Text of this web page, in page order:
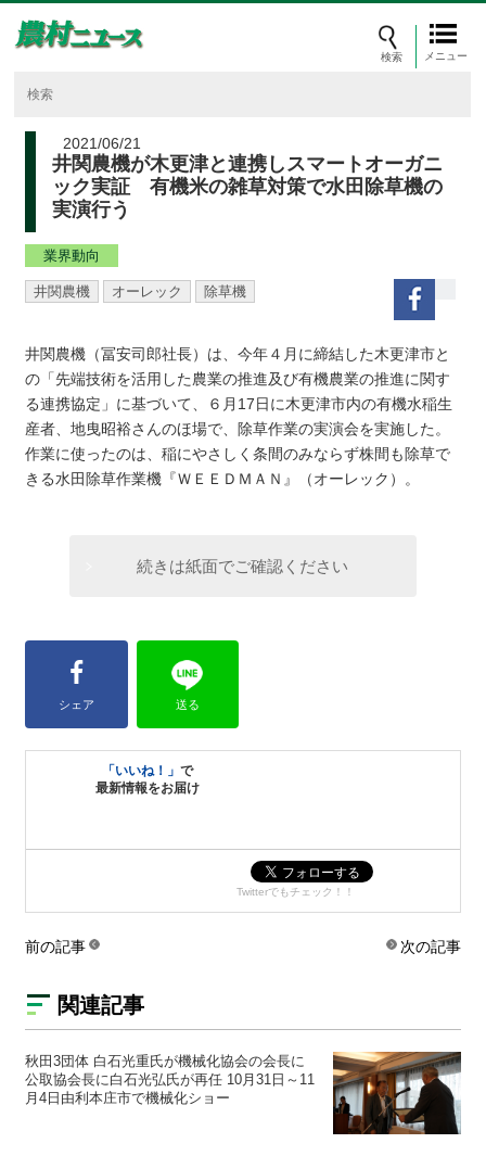
メニュー
2021/06/21
井関農機が木更津と連携しスマートオーガニ
ック実証 有機米の雑草対策で水田除草機の
実演行う
業界動向
井関農機 オーレック 除草機
井関農機（冨安司郎社長）は、今年４月に締結した木更津市と
の「先端技術を活用した農業の推進及び有機農業の推進に関す
る連携協定」に基づいて、６月17日に木更津市内の有機水稲生
産者、地曳昭裕さんのほ場で、除草作業の実演会を実施した。
作業に使ったのは、稲にやさしく条間のみならず株間も除草で
きる水田除草作業機『ＷＥＥＤＭＡＮ』（オーレック）。
続きは紙面でご確認ください
シェア 送る
「いいね！」で
最新情報をお届け
Twitterでもチェック！！
前の記事 次の記事
関連記事
秋田3団体 白石光重氏が機械化協会の会長に
公取協会長に白石光弘氏が再任 10月31日～11
月4日由利本庄市で機械化ショー